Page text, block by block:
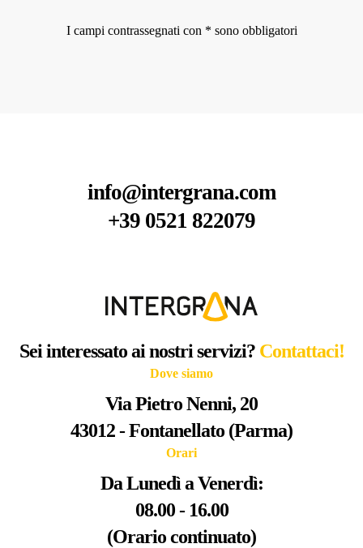
I campi contrassegnati con * sono obbligatori
info@intergrana.com
+39 0521 822079
Sei interessato ai nostri servizi? Contattaci!
Dove siamo
Via Pietro Nenni, 20
43012 - Fontanellato (Parma)
Orari
Da Lunedì a Venerdì:
08.00 - 16.00
(Orario continuato)